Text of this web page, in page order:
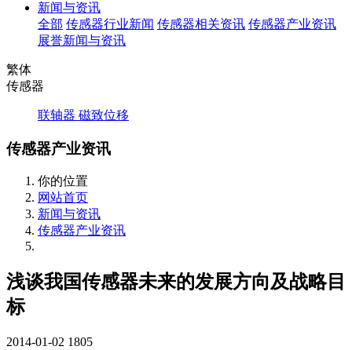
新闻与资讯
全部 传感器行业新闻 传感器相关资讯 传感器产业资讯
展誉新闻与资讯
繁体
传感器
联轴器 磁致位移
传感器产业资讯
你的位置
网站首页
新闻与资讯
传感器产业资讯
浅谈我国传感器未来的发展方向及战略目
标
2014-01-02 1805